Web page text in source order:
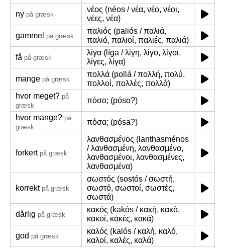
ny på græsk
νέος (néos / νέα, νέο, νέοι,
νέες, νέα)
gammel på græsk
παλιός (paliós / παλιά,
παλιό, παλιοί, παλιές, παλιά)
få på græsk
λίγα (líga / λίγη, λίγο, λίγοι,
λίγες, λίγα)
mange på græsk
πολλά (pollá / πολλή, πολύ,
πολλοί, πολλές, πολλά)
hvor meget? på
græsk
πόσο; (póso?)
hvor mange? på
græsk
πόσα; (pósa?)
forkert på græsk
λανθασμένος (lanthasménos
/ λανθασμένη, λανθασμένο,
λανθασμένοι, λανθασμένες,
λανθασμένα)
korrekt på græsk
σωστός (sostós / σωστή,
σωστό, σωστοί, σωστές,
σωστά)
dårlig på græsk
κακός (kakós / κακή, κακό,
κακοί, κακές, κακά)
god på græsk
καλός (kalós / καλή, καλό,
καλοί, καλές, καλά)